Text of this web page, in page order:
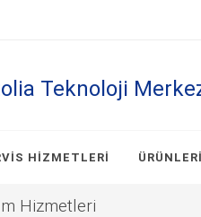
Teknoloji
HIZMETLERI
Hizmetleri